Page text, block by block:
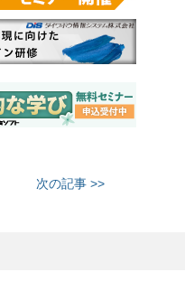
次の記事 >>